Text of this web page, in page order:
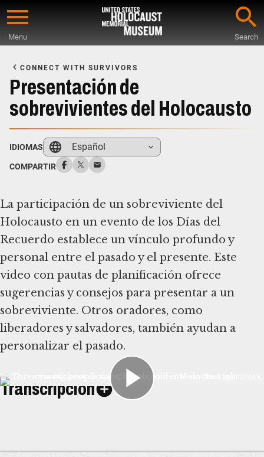
Skip
content
Menu Search
Main
Content
CONNECT WITH SURVIVORS
Presentación de
sobrevivientes del Holocausto
IDIOMAS Español
COMPARTIR
La participación de un sobreviviente del
Holocausto en un evento de los Días del
Recuerdo establece un vínculo profundo y
personal entre el pasado y el presente. Este
video con pautas de planificación ofrece
sugerencias y consejos para presentar a un
sobreviviente. Otros oradores, como
liberadores y salvadores, también ayudan a
personalizar el pasado.
Transcripción